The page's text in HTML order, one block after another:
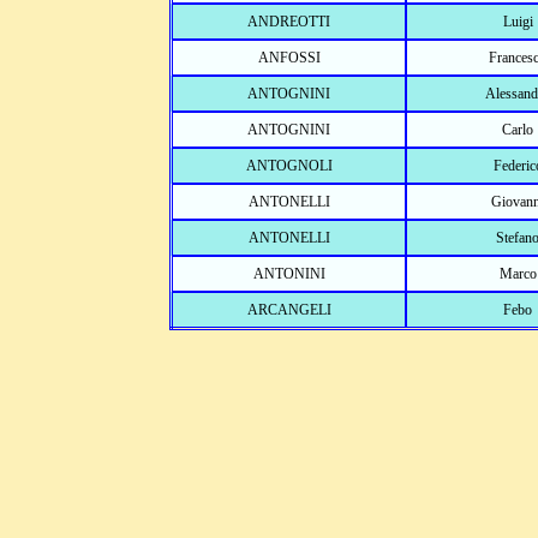
ANDREOTTI Luigi
ANFOSSI
ANTOGNINI
ANTOGNINI Carlo
ANTOGNOLI
ANTONELLI
ANTONELLI Stefano
ANTONINI Marco
ARCANGELI Febo